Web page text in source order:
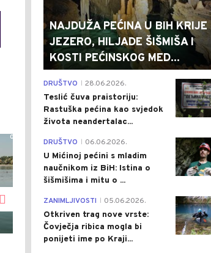
0
DRUŠTVO Pre 1 h
NAJDUŽA PEĆINA U BIH KRIJE
JEZERO, HILJADE ŠIŠMIŠA I
KOSTI PEĆINSKOG MED...
DRUŠTVO 28.06.2026.
Teslić čuva praistoriju:
Rastuška pećina kao svjedok
života neandertalac...
DRUŠTVO 06.06.2026.
U Mićinoj pećini s mladim
naučnikom iz BiH: Istina o
šišmišima i mitu o ...
ZANIMLJIVOSTI 05.06.2026.
Otkriven trag nove vrste:
Čovječja ribica mogla bi
ponijeti ime po Kraji...